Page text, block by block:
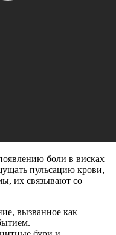
боли в висках
пульсацию крови,
их связывают со
вызванное как